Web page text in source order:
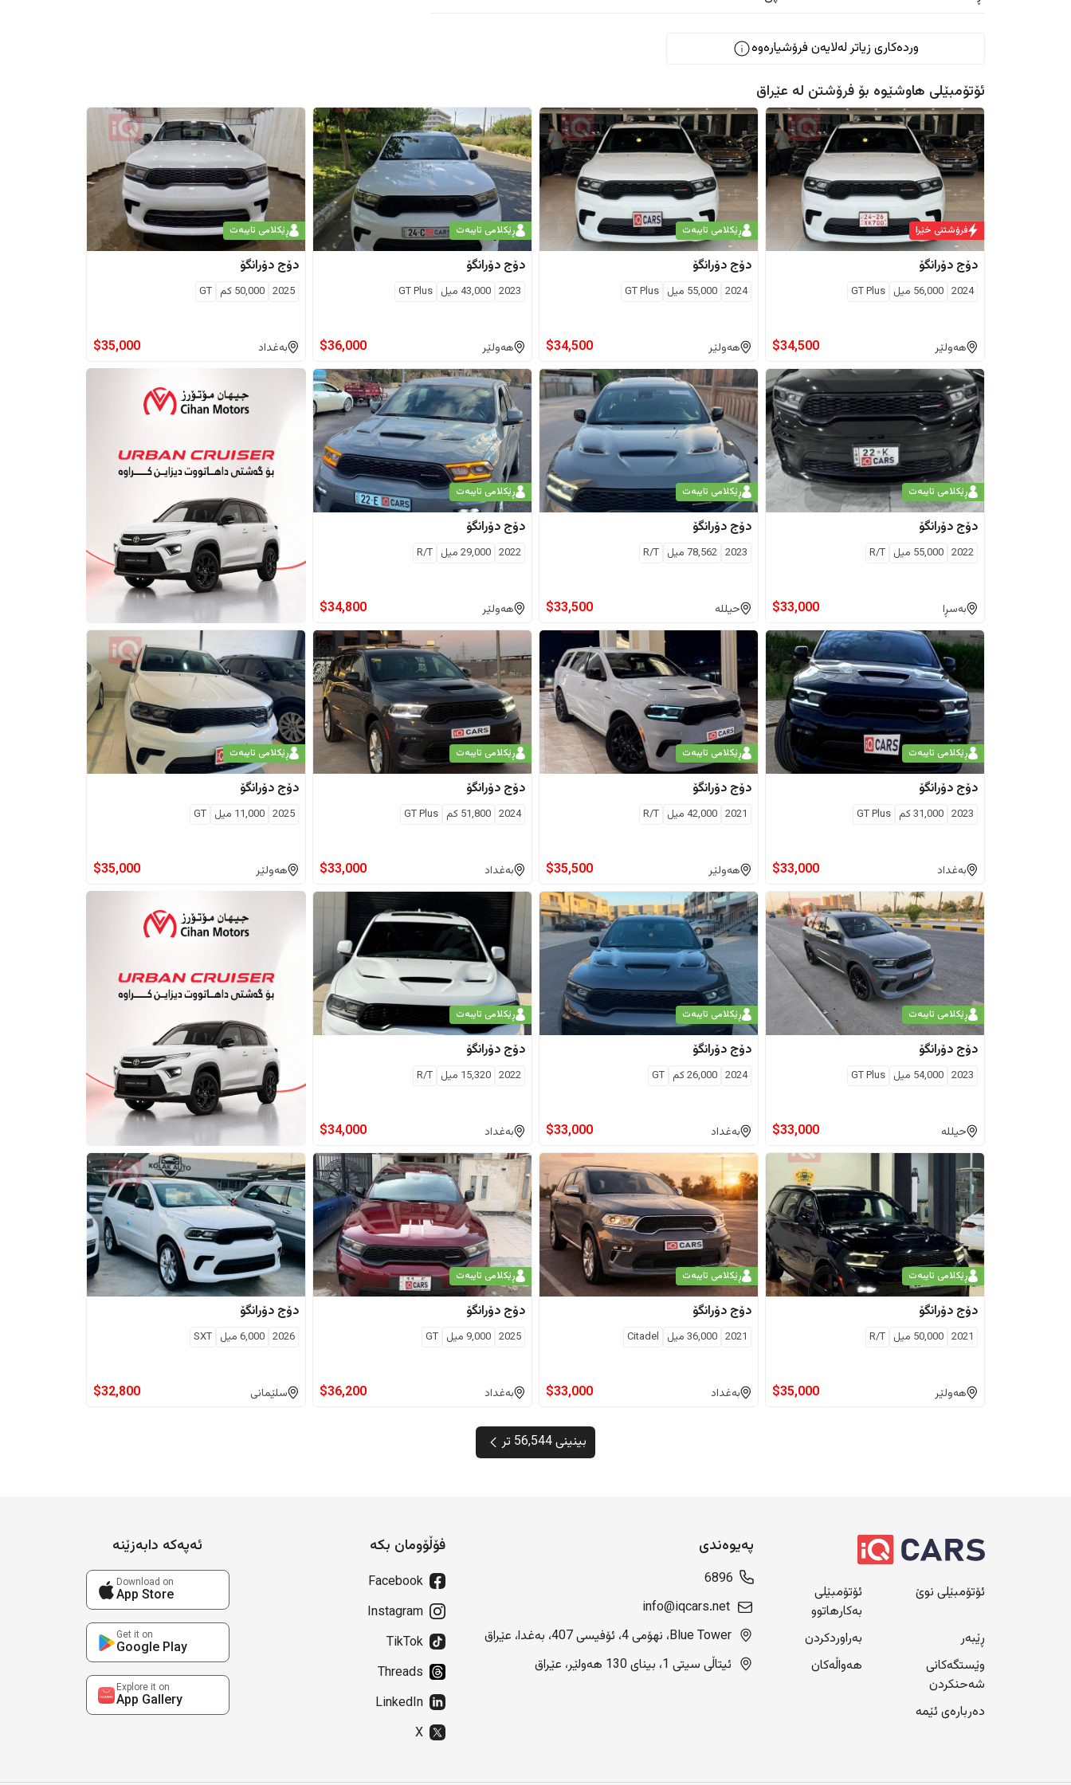
وردەکاری زیاتر لەلایەن فرۆشیارەوە
ئۆتۆمبێلی هاوشێوە بۆ فرۆشتن لە عێراق
فرۆشتنی خێرا
دۆج دۆرانگۆ
2024
56,000 ميل GT Plus
هەولێر $34,500
ڕێکلامی تایبەت
دۆج دۆرانگۆ
2024
55,000 ميل GT Plus
هەولێر $34,500
ڕێکلامی تایبەت
دۆج دۆرانگۆ
2023
43,000 ميل GT Plus
هەولێر $36,000
ڕێکلامی تایبەت
دۆج دۆرانگۆ
2025
50,000 كم GT
بەغداد $35,000
ڕێکلامی تایبەت
دۆج دۆرانگۆ
2022
55,000 ميل R/T
بەسڕا $33,000
ڕێکلامی تایبەت
دۆج دۆرانگۆ
2023
78,562 ميل R/T
حیللە $33,500
ڕێکلامی تایبەت
دۆج دۆرانگۆ
2022
29,000 ميل R/T
هەولێر $34,800
ڕێکلامی تایبەت
دۆج دۆرانگۆ
2023
31,000كم GT Plus
بەغداد $33,000
ڕێکلامی تایبەت
دۆج دۆرانگۆ
2021
42,000 ميل R/T
هەولێر $35,500
ڕێکلامی تایبەت
دۆج دۆرانگۆ
2024
51,800 كم GT Plus
بەغداد $33,000
ڕێکلامی تایبەت
دۆج دۆرانگۆ
2025
11,000 ميل GT
هەولێر $35,000
ڕێکلامی تایبەت
دۆج دۆرانگۆ
2023
54,000 ميل GT Plus
حیللە $33,000
ڕێکلامی تایبەت
دۆج دۆرانگۆ
2024
26,000كم GT
بەغداد $33,000
ڕێکلامی تایبەت
دۆج دۆرانگۆ
2022
15,320 ميل R/T
بەغداد $34,000
ڕێکلامی تایبەت
دۆج دۆرانگۆ
2021
50,000 ميل R/T
هەولێر $35,000
ڕێکلامی تایبەت
دۆج دۆرانگۆ
2021
36,000 ميل Citadel
بەغداد $33,000
ڕێکلامی تایبەت
دۆج دۆرانگۆ
2025
9,000 ميل GT
بەغداد $36,200
دۆج دۆرانگۆ
2026
6,000 ميل SXT
سلێمانی $32,800
بینینی 56,544 تر
ئۆتۆمبێلی نوێ
ئۆتۆمبێلی
بەکارهاتوو
ڕێبەر
بەراوردکردن
وێستگەکانی
شەحنکردن
هەواڵەکان
دەربارەی ئێمە
پەیوەندی
6896
info@iqcars.net
Blue Tower، نهۆمی 4، ئۆفیسی 407، بەغدا، عێراق
ئیتاڵی سیتی 1، بینای 130 هەولێر، عێراق
فۆڵۆومان بکە
Facebook
Instagram
TikTok
Threads
LinkedIn
X
ئەپەکە دابەزێنە
Download on
App Store
Get it on
Google Play
Explore it on
App Gallery